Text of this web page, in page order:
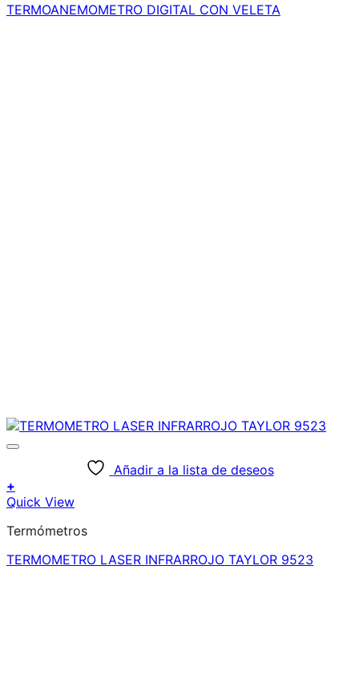
TERMOANEMOMETRO DIGITAL CON VELETA
Añadir a la lista de deseos
+
Quick View
Termómetros
TERMOMETRO LASER INFRARROJO TAYLOR 9523